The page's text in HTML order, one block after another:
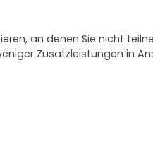
an denen Sie nicht
Zusatzleistungen in